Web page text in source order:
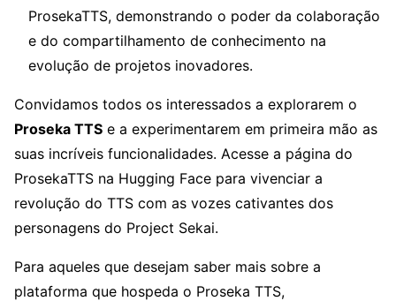
ProsekaTTS, demonstrando o poder da colaboração
e do compartilhamento de conhecimento na
evolução de projetos inovadores.
Convidamos todos os interessados a explorarem o
Proseka TTS e a experimentarem em primeira mão as
suas incríveis funcionalidades. Acesse a página do
ProsekaTTS na Hugging Face para vivenciar a
revolução do TTS com as vozes cativantes dos
personagens do Project Sekai.
Para aqueles que desejam saber mais sobre a
plataforma que hospeda o Proseka TTS,